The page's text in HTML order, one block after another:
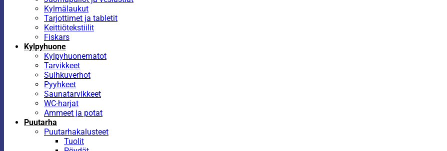
Kylmälaukut
Tarjottimet ja tabletit
Keittiötekstiilit
Fiskars
Kylpyhuone
Kylpyhuonematot
Tarvikkeet
Suihkuverhot
Pyyhkeet
Saunatarvikkeet
WC-harjat
Ammeet ja potat
Puutarha
Puutarhakalusteet
Tuolit